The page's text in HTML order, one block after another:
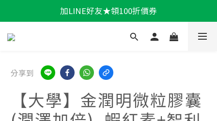
輕盈一夏★滿額86折
輕盈一夏★滿額86折
新會員📣送300購物金 > 立即註冊
輕盈一夏★滿額86折
分享到
【大學】金潤明微粒膠囊